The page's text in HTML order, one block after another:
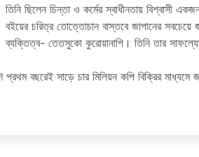
তিনি ছিলেন চিন্তা ও কর্মের স্বাধীনতায় বিশ্বাসী
বইয়ের চরিত্র তোত্তোচান বাস্তবে জাপানের সবচেয়ে
ব্যক্তিত্ব- তেতসুকো কুরোয়ানাগি। তিনি তার
বছরেই সাড়ে চার মিলিয়ন কপি বিক্রির মাধ্যমে